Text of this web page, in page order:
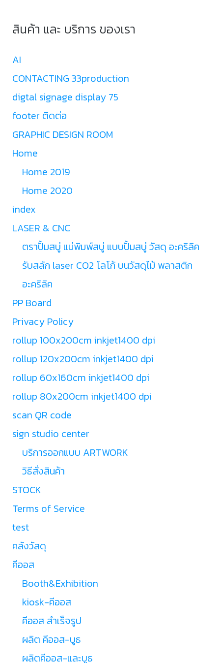
สินค้า และ บริการ ของเรา
AI
CONTACTING 33production
digtal signage display 75
footer ติดต่อ
GRAPHIC DESIGN ROOM
Home
Home 2019
Home 2020
index
LASER & CNC
ตราปั้มสบู่ แม่พิมพ์สบู่ แบบปั้มสบู่ วัสดุ อะคริลิค
รับสลัก laser CO2 โลโก้ บนวัสดุไม้ พลาสติก
อะคริลิค
PP Board
Privacy Policy
rollup 100x200cm inkjet1400 dpi
rollup 120x200cm inkjet1400 dpi
rollup 60x160cm inkjet1400 dpi
rollup 80x200cm inkjet1400 dpi
scan QR code
sign studio center
บริการออกแบบ ARTWORK
วิธีสั่งสินค้า
STOCK
Terms of Service
test
คลังวัสดุ
คีออส
Booth&Exhibition
kiosk-คีออส
คีออส สำเร็จรูป
ผลิต คีออส-บูธ
ผลิตคีออส-และบูธ